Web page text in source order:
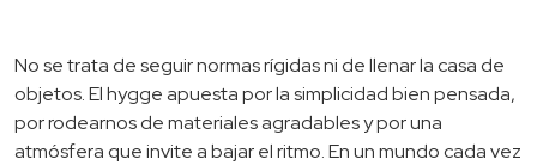
No se trata de seguir normas rígidas ni de llenar la casa de
objetos. El hygge apuesta por la simplicidad bien pensada,
por rodearnos de materiales agradables y por una
atmósfera que invite a bajar el ritmo. En un mundo cada vez